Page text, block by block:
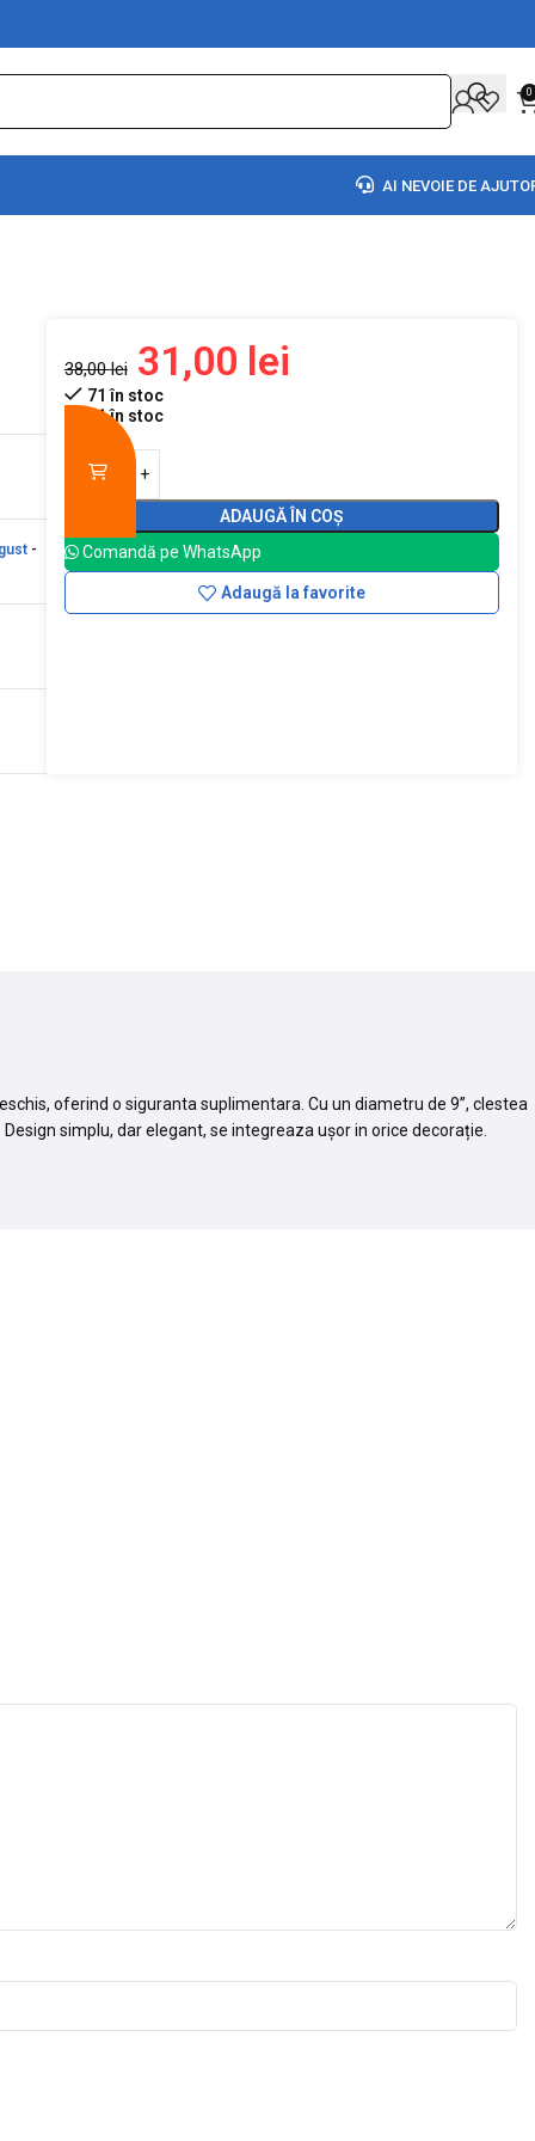
0
AI NEVOIE DE
-
38,00lei 31,00 lei
71 în stoc
71 în stoc
ADAUGĂ ÎN COȘ
Comandă pe WhatsApp
Adaugă la favorite
oferind o siguranta suplimentara. Cu un diametru de 9”, clestea
simplu, dar elegant, se integreaza ușor in orice decorație.